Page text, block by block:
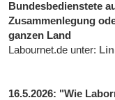
Bundesbedienstete
Zusammenlegung
ganzen Land
Labournet.de unter:
16.5.2026: "Wie